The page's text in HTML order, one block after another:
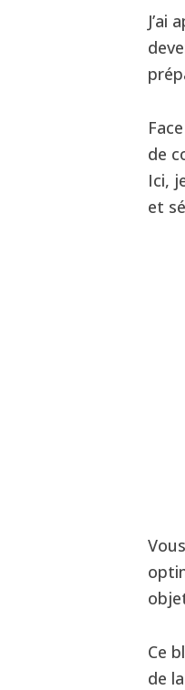
J’ai
de
Ici,
et
Ce
de